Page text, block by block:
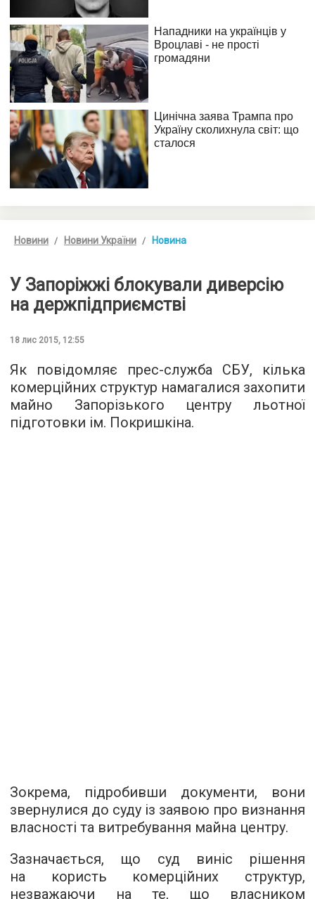
Новини Новини України Новина
У Запоріжжі блокували диверсію
на держпідприємстві
18 лис 2015, 12:55
Як повідомляє прес-служба СБУ, кілька
комерційних структур намагалися захопити
майно Запорізького центру льотної
підготовки ім. Покришкіна.
Зокрема, підробивши документи, вони
звернулися до суду із заявою про визнання
власності та витребування майна центру.
Зазначається, що суд виніс рішення
на користь комерційних структур,
незважаючи на те, що власником